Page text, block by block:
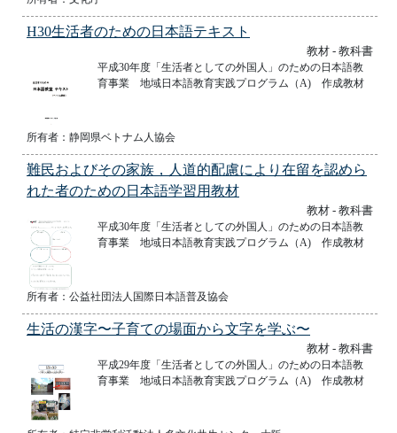
H30生活者のための日本語テキスト
教材 - 教科書
平成30年度「生活者としての外国人」のための日本語教
育事業 地域日本語教育実践プログラム（A) 作成教材
所有者：静岡県ベトナム人協会
難民およびその家族，人道的配慮により在留を認めら
れた者のための日本語学習用教材
教材 - 教科書
平成30年度「生活者としての外国人」のための日本語教
育事業 地域日本語教育実践プログラム（A) 作成教材
所有者：公益社団法人国際日本語普及協会
生活の漢字〜子育ての場面から文字を学ぶ〜
教材 - 教科書
平成29年度「生活者としての外国人」のための日本語教
育事業 地域日本語教育実践プログラム（A) 作成教材